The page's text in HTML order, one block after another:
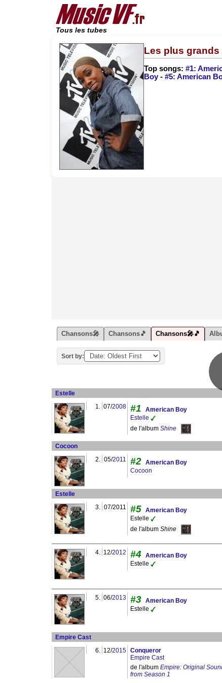
Tous les tubes
Les plus
Top songs: #1:
Boy - #5: American
Chansons🎤 Chansons🎵 Chansons🎤🎵
Sort by:
Estelle
1. 07/2008 #1
American Boy
Estelle
de l'album Shine
Cocoon
2. 05/2011 #2 American Boy
Cocoon
Estelle
3. 07/2011 #5 American Boy
Estelle
de l'album Shine
4. 12/2012 #4 American Boy
Estelle
5. 06/2013 #3 American Boy
Estelle
Empire Cast
6. 12/2015 Conqueror
Empire Cast
de l'album Empire: Original
from Season 1